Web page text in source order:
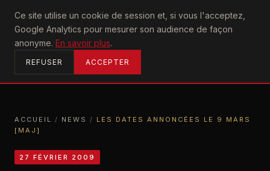
Ce site utilise un cookie de session et, si vous l'acceptez,
Google Analytics pour mesurer son audience de façon
anonyme. En savoir plus.
REFUSER ACCEPTER
U2achtung
ACCUEIL
ACCUEIL
ACCUEIL / NEWS / LES DATES ANNONCÉES LE 9 MARS
[MAJ]
27 FÉVRIER 2009